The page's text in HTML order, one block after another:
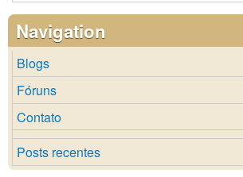
Navigation
Blogs
Fóruns
Contato
Posts recentes